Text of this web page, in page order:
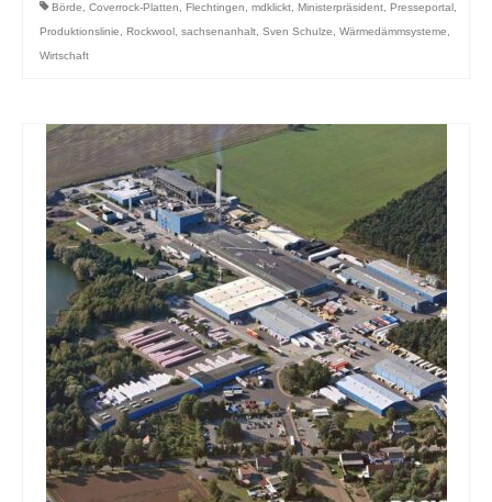
Börde, Coverrock-Platten, Flechtingen, mdklickt, Ministerpräsident, Presseportal ,
Produktionslinie, Rockwool , sachsenanhalt, Sven Schulze, Wärmedämmsysteme,
Wirtschaft